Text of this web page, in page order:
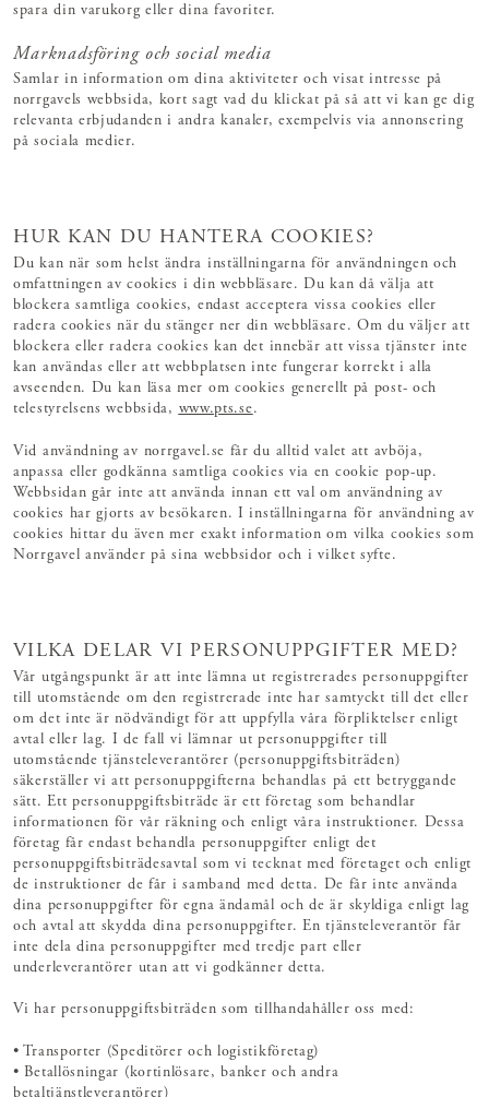
spara din varukorg eller dina favoriter.
Marknadsföring och social media
Samlar in information om dina aktiviteter och visat intresse på
norrgavels webbsida, kort sagt vad du klickat på så att vi kan ge dig
relevanta erbjudanden i andra kanaler, exempelvis via annonsering
på sociala medier.
HUR KAN DU HANTERA COOKIES?
Du kan när som helst ändra inställningarna för användningen och
omfattningen av cookies i din webbläsare. Du kan då välja att
blockera samtliga cookies, endast acceptera vissa cookies eller
radera cookies när du stänger ner din webbläsare. Om du väljer att
blockera eller radera cookies kan det innebär att vissa tjänster inte
kan användas eller att webbplatsen inte fungerar korrekt i alla
avseenden. Du kan läsa mer om cookies generellt på post- och
telestyrelsens webbsida, www.pts.se.
Vid användning av norrgavel.se får du alltid valet att avböja,
anpassa eller godkänna samtliga cookies via en cookie pop-up.
Webbsidan går inte att använda innan ett val om användning av
cookies har gjorts av besökaren. I inställningarna för användning av
cookies hittar du även mer exakt information om vilka cookies som
Norrgavel använder på sina webbsidor och i vilket syfte.
VILKA DELAR VI PERSONUPPGIFTER MED?
Vår utgångspunkt är att inte lämna ut registrerades personuppgifter
till utomstående om den registrerade inte har samtyckt till det eller
om det inte är nödvändigt för att uppfylla våra förpliktelser enligt
avtal eller lag. I de fall vi lämnar ut personuppgifter till
utomstående tjänsteleverantörer (personuppgiftsbiträden)
säkerställer vi att personuppgifterna behandlas på ett betryggande
sätt. Ett personuppgiftsbiträde är ett företag som behandlar
informationen för vår räkning och enligt våra instruktioner. Dessa
företag får endast behandla personuppgifter enligt det
personuppgiftsbiträdesavtal som vi tecknat med företaget och enligt
de instruktioner de får i samband med detta. De får inte använda
dina personuppgifter för egna ändamål och de är skyldiga enligt lag
och avtal att skydda dina personuppgifter. En tjänsteleverantör får
inte dela dina personuppgifter med tredje part eller
underleverantörer utan att vi godkänner detta.
Vi har personuppgiftsbiträden som tillhandahåller oss med:
• Transporter (Speditörer och logistikföretag)
• Betallösningar (kortinlösare, banker och andra
betaltjänstleverantörer)